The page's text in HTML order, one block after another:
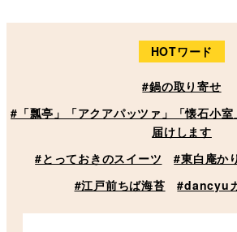
HOTワード
#鍋の取り寄せ
#「瓢亭」「アクアパッツァ」「懐石小
届けします
#とっておきのスイーツ
#東白庵か
#江戸前ちば海苔
#dancyu